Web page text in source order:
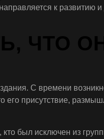
к развитию и
ЧТО
С времени
его присутствие,
кто был исключен из